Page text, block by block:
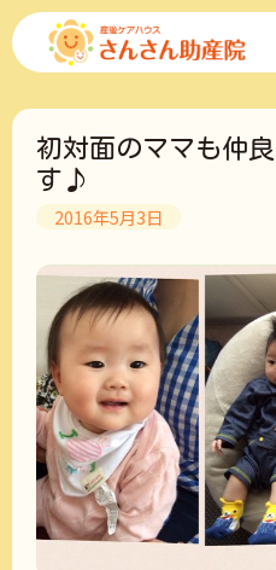
コ
ン
ツ
初対面のママも仲
す♪
2016年5月3日